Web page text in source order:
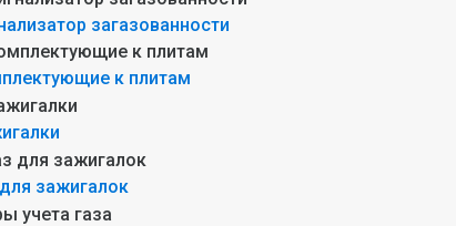
загазованности
к плитам
зажигалок